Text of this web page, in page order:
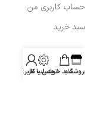
حساب کاربری من
سبد خرید
تماس با ما:
سبد خریدتماس با ما
حساب کاربری من